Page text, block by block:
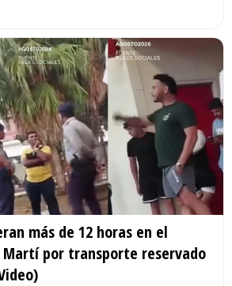
más de 12 horas en el
Martí por transporte reservado